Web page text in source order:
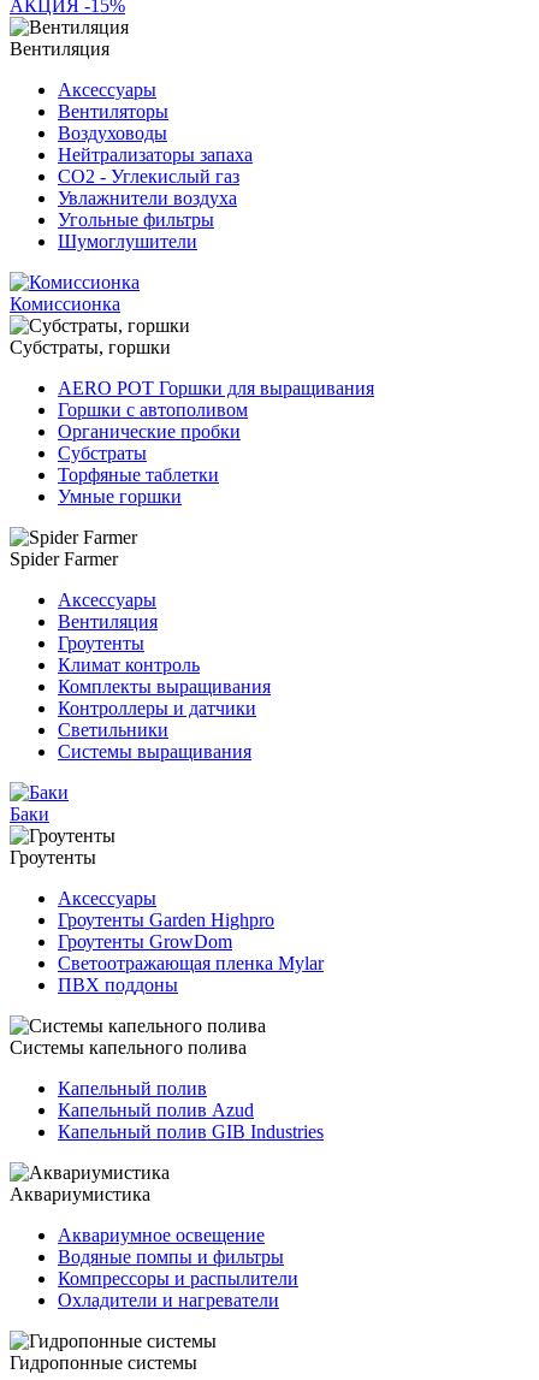
АКЦИЯ -15%
Вентиляция
Аксессуары
Вентиляторы
Воздуховоды
Нейтрализаторы запаха
СО2 - Углекислый газ
Увлажнители воздуха
Угольные фильтры
Шумоглушители
Комиссионка
Субстраты, горшки
AERO POT Горшки для выращивания
Горшки с автополивом
Органические пробки
Субстраты
Торфяные таблетки
Умные горшки
Spider Farmer
Аксессуары
Вентиляция
Гроутенты
Климат контроль
Комплекты выращивания
Контроллеры и датчики
Светильники
Системы выращивания
Баки
Гроутенты
Аксессуары
Гроутенты Garden Highpro
Гроутенты GrowDom
Светоотражающая пленка Mylar
ПВХ поддоны
Системы капельного полива
Капельный полив
Капельный полив Azud
Капельный полив GIB Industries
Аквариумистика
Аквариумное освещение
Водяные помпы и фильтры
Компрессоры и распылители
Охладители и нагреватели
Гидропонные системы